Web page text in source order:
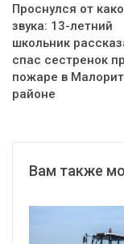
Проснулся от
звука: 13-летний
школьник
спас сестренок
пожаре в
районе
Вам также